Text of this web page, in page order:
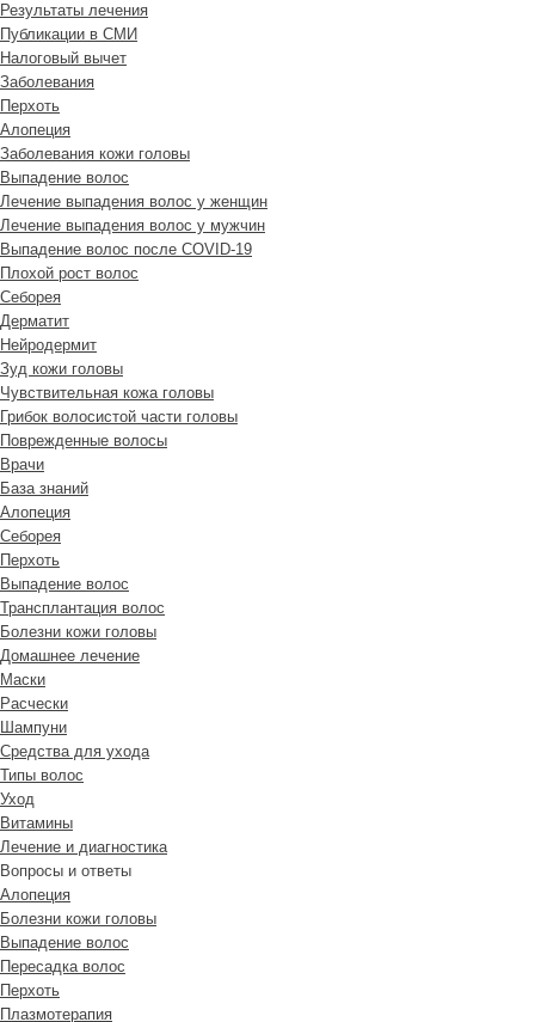
Результаты лечения
Публикации в СМИ
Налоговый вычет
Заболевания
Перхоть
Алопеция
Заболевания кожи головы
Выпадение волос
Лечение выпадения волос у женщин
Лечение выпадения волос у мужчин
Выпадение волос после COVID-19
Плохой рост волос
Cеборея
Дерматит
Нейродермит
Зуд кожи головы
Чувствительная кожа головы
Грибок волосистой части головы
Поврежденные волосы
Врачи
База знаний
Алопеция
Себорея
Перхоть
Выпадение волос
Трансплантация волос
Болезни кожи головы
Домашнее лечение
Маски
Расчески
Шампуни
Средства для ухода
Типы волос
Уход
Витамины
Лечение и диагностика
Вопросы и ответы
Алопеция
Болезни кожи головы
Выпадение волос
Пересадка волос
Перхоть
Плазмотерапия